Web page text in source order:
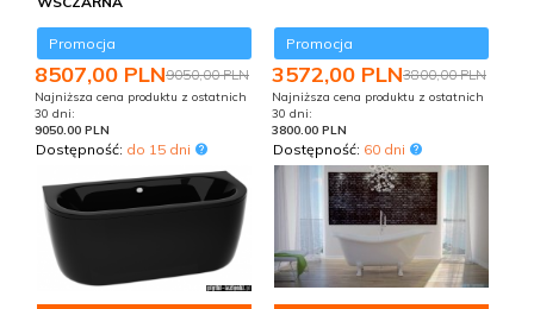
Promocja
8507,00 PLN9050,00 PLN
Najniższa cena produktu z ostatnich
30 dni:
9050.00 PLN
Dostępność: do 15 dni
Promocja
3572,00 PLN3800,00 PLN
Najniższa cena produktu z ostatnich
30 dni:
3800.00 PLN
Dostępność: 60 dni